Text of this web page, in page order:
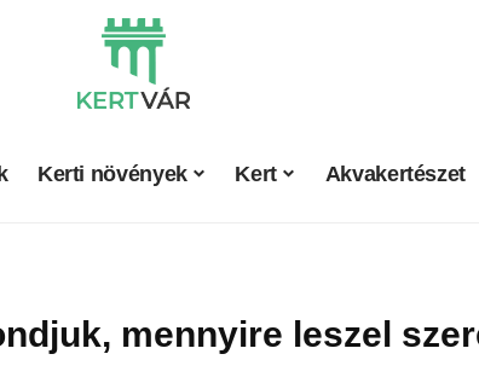
Kerti növények Kert Akvakertészet
mennyire leszel